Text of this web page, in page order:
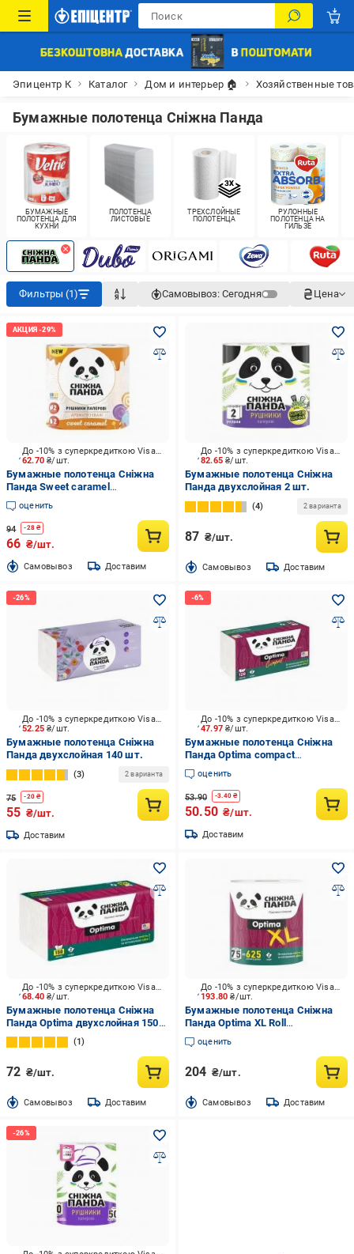
Эпицентр К Каталог Дом и интерьер 🏠 Хозяйственные
Бумажные полотенца Сніжна Панда
БУМАЖНЫЕ
ПОЛОТЕНЦА ДЛЯ
КУХНИ
ПОЛОТЕНЦА
ЛИСТОВЫЕ
ТРЕХСЛОЙНЫЕ
ПОЛОТЕНЦА
РУЛОННЫЕ
ПОЛОТЕНЦА НА
ГИЛЬЗЕ
Фильтры (1) Самовывоз: Сегодня Цена
62.70₴/шт.
До -10% з суперкредиткою Visa Вигода
Бумажные полотенца Сніжна
Панда Sweet caramel
двухслойная 2 шт.
оценить
94 -28 ₴
66 ₴/шт.
Cамовывоз Доставим
82.65₴/шт.
До -10% з суперкредиткою Visa Вигода
Бумажные полотенца Сніжна
Панда двухслойная 2 шт.
4 2 варианта
87 ₴/шт.
Cамовывоз Доставим
52.25₴/шт.
До -10% з суперкредиткою Visa Вигода
Бумажные полотенца Сніжна
Панда двухслойная 140 шт.
3 2 варианта
75 -20 ₴
55 ₴/шт.
Доставим
47.97₴/шт.
До -10% з суперкредиткою Visa Вигода
Бумажные полотенца Сніжна
Панда Optima compact
двухслойная 120 шт.
оценить
53.90 -3.40₴
50.50 ₴/шт.
Доставим
68.40₴/шт.
До -10% з суперкредиткою Visa Вигода
Бумажные полотенца Сніжна
Панда Optima двухслойная 150
шт.
1
72 ₴/шт.
Cамовывоз Доставим
193.80₴/шт.
До -10% з суперкредиткою Visa Вигода
Бумажные полотенца Сніжна
Панда Optima XL Roll
двухслойная 1 шт.
оценить
204 ₴/шт.
Cамовывоз Доставим